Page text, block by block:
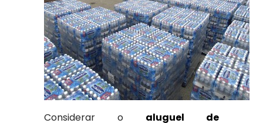
Considerar o aluguel de